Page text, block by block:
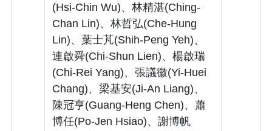
(Hsi-Chin Wu)、林精湛(Ching-
Chan Lin)、林哲弘(Che-Hung
Lin)、葉士芃(Shih-Peng Yeh)、
連啟舜(Chi-Shun Lien)、楊啟瑞
(Chi-Rei Yang)、張議徽(Yi-Huei
Chang)、梁基安(Ji-An Liang)、
陳冠亨(Guang-Heng Chen)、蕭
博任(Po-Jen Hsiao)、謝博帆